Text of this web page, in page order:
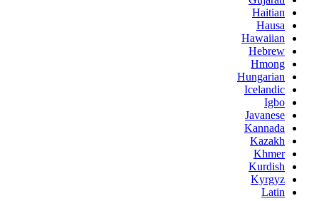
Haitian
Hausa
Hawaiian
Hebrew
Hmong
Hungarian
Icelandic
Igbo
Javanese
Kannada
Kazakh
Khmer
Kurdish
Kyrgyz
Latin